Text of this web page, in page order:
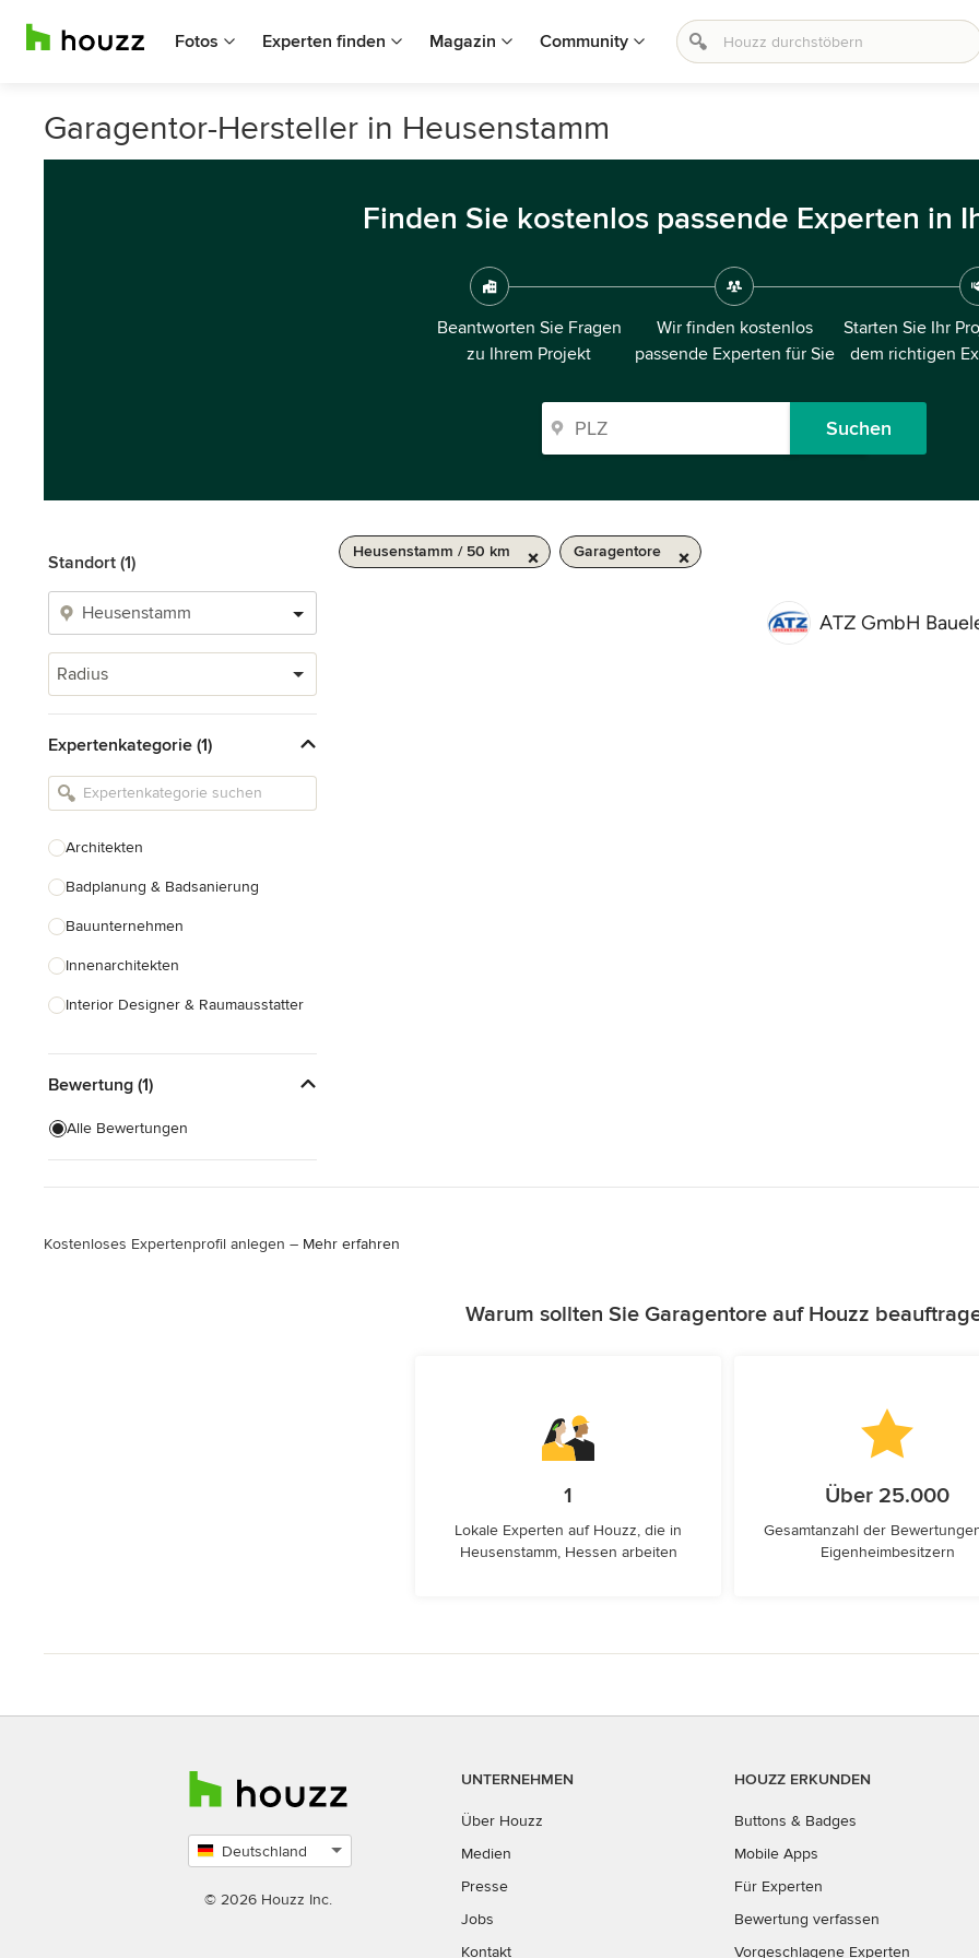
Fotos Experten finden Magazin Community
Garagentor-Hersteller in Heusenstamm
Finden Sie kostenlos passende Experten in
Beantworten Sie Fragen
zu Ihrem Projekt
Wir finden kostenlos
passende Experten für Sie
Starten Sie Ihr
dem richtigen
Suchen
Standort (1)
Radius
Expertenkategorie (1)
Architekten
Badplanung & Badsanierung
Bauunternehmen
Innenarchitekten
Interior Designer & Raumausstatter
Landschaftsarchitekten
Armaturen & Sanitärbedarf
Beleuchtung
Alle anzeigen
Bewertung (1)
Alle Bewertungen
Heusenstamm / 50 km Garagentore
ATZ GmbH
Kostenloses Expertenprofil anlegen – Mehr erfahren
Warum sollten Sie Garagentore auf Houzz
1
Lokale Experten auf Houzz, die in
Heusenstamm, Hessen arbeiten
Über 25.000
Gesamtanzahl der
Eigenheimbesitzern
Deutschland
auswählen
© 2026 Houzz Inc.
UNTERNEHMEN
Über Houzz
Medien
Presse
Jobs
Kontakt
HOUZZ ERKUNDEN
Buttons & Badges
Mobile Apps
Für Experten
Bewertung verfassen
Vorgeschlagene Experten